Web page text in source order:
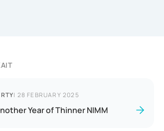
| 28 FEBRUARY 2025
Year of Thinner NIMM